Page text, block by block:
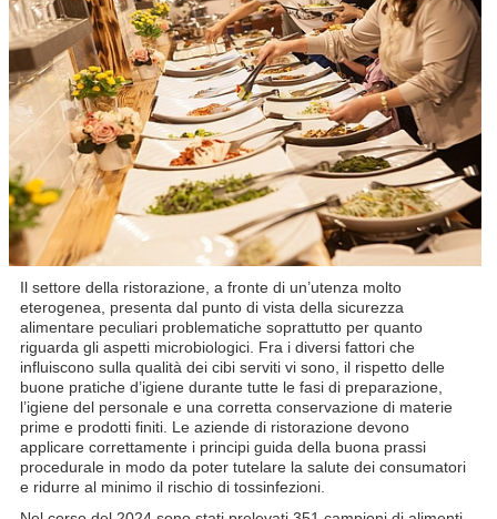
Il settore della ristorazione, a fronte di un’utenza molto
eterogenea, presenta dal punto di vista della sicurezza
alimentare peculiari problematiche soprattutto per quanto
riguarda gli aspetti microbiologici. Fra i diversi fattori che
influiscono sulla qualità dei cibi serviti vi sono, il rispetto delle
buone pratiche d’igiene durante tutte le fasi di preparazione,
l’igiene del personale e una corretta conservazione di materie
prime e prodotti finiti. Le aziende di ristorazione devono
applicare correttamente i principi guida della buona prassi
procedurale in modo da poter tutelare la salute dei consumatori
e ridurre al minimo il rischio di tossinfezioni.